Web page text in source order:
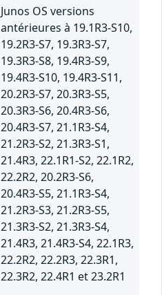
Junos OS versions
antérieures à 19.1R3-S10,
19.2R3-S7, 19.3R3-S7,
19.3R3-S8, 19.4R3-S9,
19.4R3-S10, 19.4R3-S11,
20.2R3-S7, 20.3R3-S5,
20.3R3-S6, 20.4R3-S6,
20.4R3-S7, 21.1R3-S4,
21.2R3-S2, 21.3R3-S1,
21.4R3, 22.1R1-S2, 22.1R2,
22.2R2, 20.2R3-S6,
20.4R3-S5, 21.1R3-S4,
21.2R3-S3, 21.2R3-S5,
21.3R3-S2, 21.3R3-S4,
21.4R3, 21.4R3-S4, 22.1R3,
22.2R2, 22.2R3, 22.3R1,
22.3R2, 22.4R1 et 23.2R1